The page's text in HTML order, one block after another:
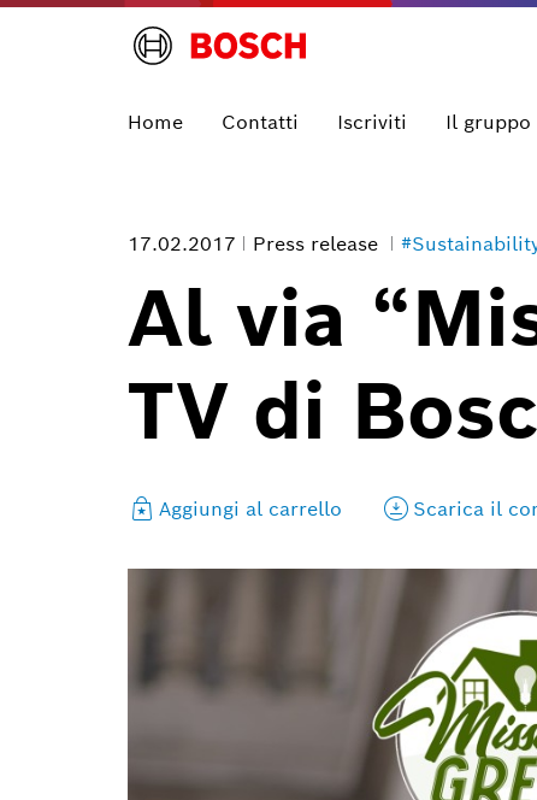
Home Contatti Iscriviti Il gruppo
17.02.2017 Press release
Al via
TV di
Aggiungi al carrello Scarica il